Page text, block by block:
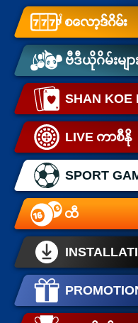
စေလာ့ဒ္ဂိမ္း
ဗီဒီယိုဂိမ်းမျာ
SHAN KOE
LIVE ကာစီႏုိ
SPORT
ထီ